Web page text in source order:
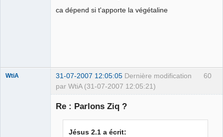
ca dépend si t'apporte la végétaline
60
WtiA 31-07-2007 12:05:05 Dernière modification
par WtiA (31-07-2007 12:05:21)
Re : Parlons Ziq ?
Jésus 2.1 a écrit: